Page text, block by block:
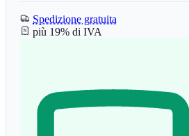
Spedizione gratuita
più 19% di IVA